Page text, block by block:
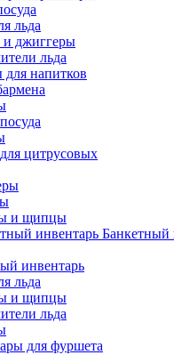
льда
и джиггеры
льда
для напитков
цитрусовых
и щипцы
Банкетный
инвентарь
льда
и щипцы
льда
для фуршета